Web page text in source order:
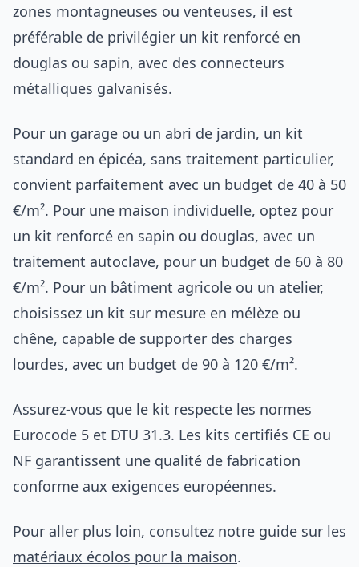
zones montagneuses ou venteuses, il est
préférable de privilégier un kit renforcé en
douglas ou sapin, avec des connecteurs
métalliques galvanisés.
Pour un garage ou un abri de jardin, un kit
standard en épicéa, sans traitement particulier,
convient parfaitement avec un budget de 40 à 50
€/m². Pour une maison individuelle, optez pour
un kit renforcé en sapin ou douglas, avec un
traitement autoclave, pour un budget de 60 à 80
€/m². Pour un bâtiment agricole ou un atelier,
choisissez un kit sur mesure en mélèze ou
chêne, capable de supporter des charges
lourdes, avec un budget de 90 à 120 €/m².
Assurez-vous que le kit respecte les normes
Eurocode 5 et DTU 31.3. Les kits certifiés CE ou
NF garantissent une qualité de fabrication
conforme aux exigences européennes.
Pour aller plus loin, consultez notre guide sur les
matériaux écolos pour la maison.